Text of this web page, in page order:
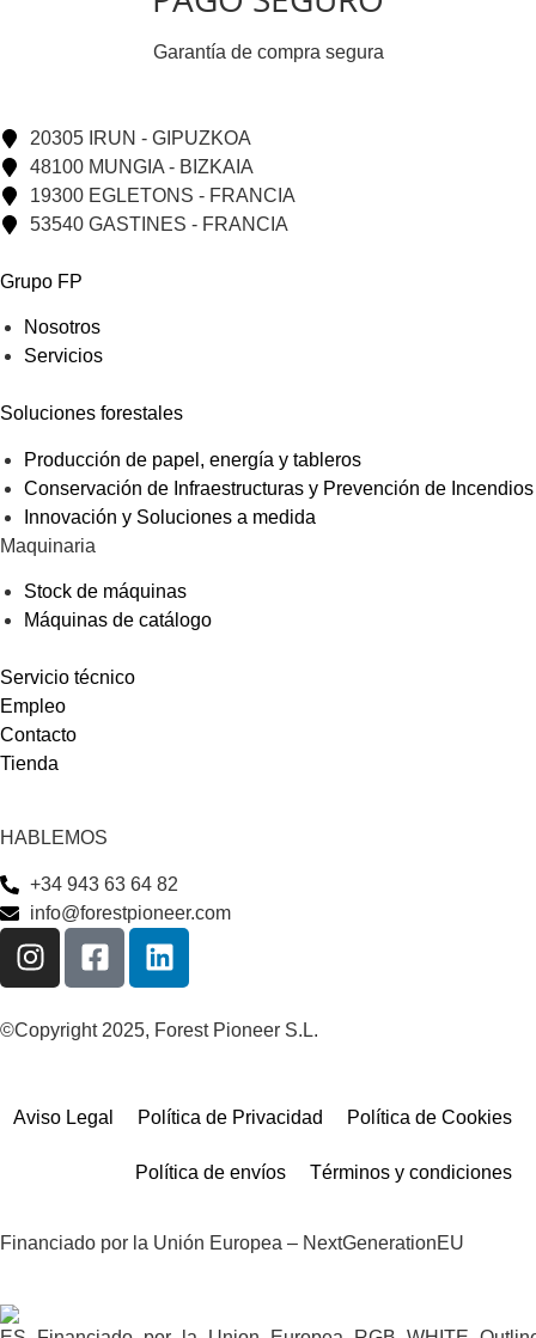
Garantía de compra segura
20305 IRUN - GIPUZKOA
48100 MUNGIA - BIZKAIA
19300 EGLETONS - FRANCIA
53540 GASTINES - FRANCIA
Grupo FP
Nosotros
Servicios
Soluciones forestales
Producción de papel, energía y tableros
Conservación de Infraestructuras y Prevención de Incendios
Innovación y Soluciones a medida
Maquinaria
Stock de máquinas
Máquinas de catálogo
Servicio técnico
Empleo
Contacto
Tienda
HABLEMOS
+34 943 63 64 82
info@forestpioneer.com
©Copyright 2025, Forest Pioneer S.L.
Aviso Legal Política de Privacidad Política de Cookies
Política de envíos Términos y condiciones
Financiado por la Unión Europea – NextGenerationEU